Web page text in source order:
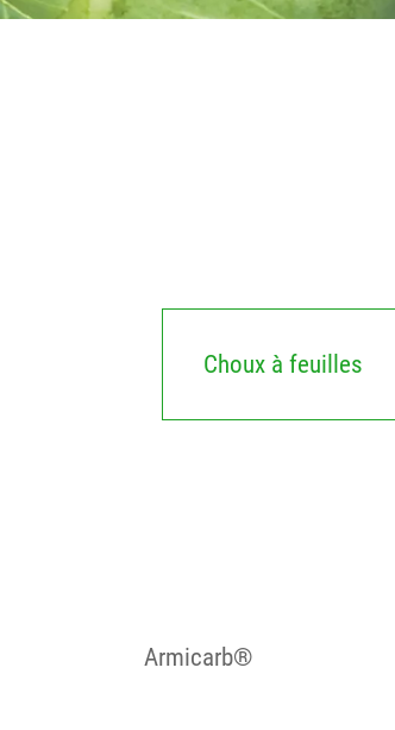
Choux à feuilles
Armicarb®